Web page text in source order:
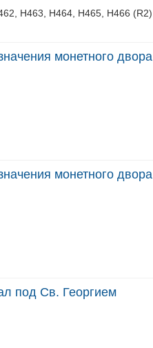
Н463, Н464, Н465, Н466 (R2)
монетного двора
монетного двора
под Св. Георгием